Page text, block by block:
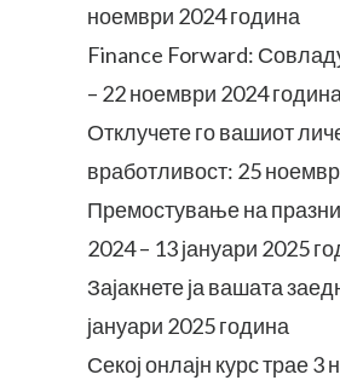
ноември 2024 година
Finance Forward:
– 22 ноември 2024 година
Отклучете го вашиот
вработливост: 25
Премостување на
2024 – 13 јануари 2025
Зајакнете ја вашата
јануари 2025 година
Секој онлајн курс трае